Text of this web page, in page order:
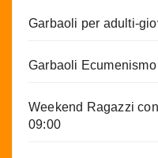
Garbaoli per adulti-
Garbaoli Ecumenismo
Weekend Ragazzi
09:00